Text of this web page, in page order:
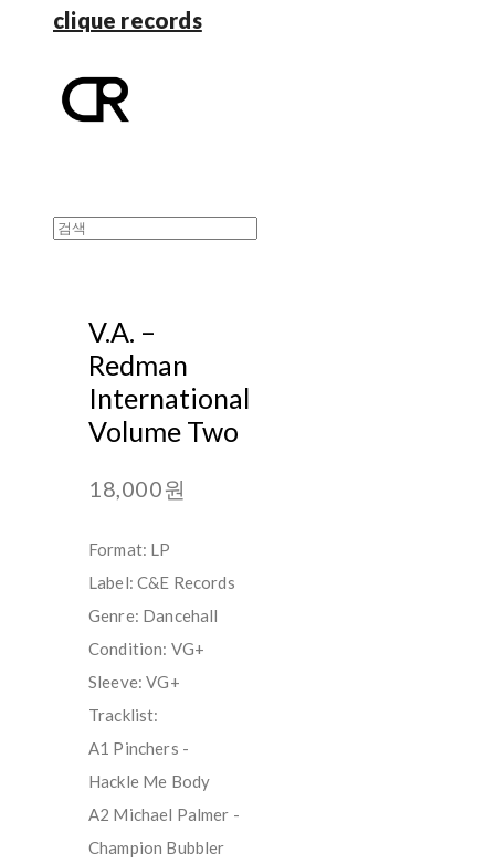
clique records
V.A. ‎–
Redman
International
Volume Two
18,000원
Format: LP
Label: C&E Records
Genre: Dancehall
Condition: VG+
Sleeve: VG+
Tracklist:
A1 Pinchers -
Hackle Me Body
A2 Michael Palmer -
Champion Bubbler